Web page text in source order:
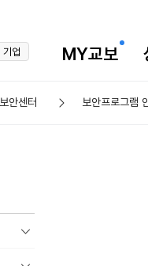
기업 MY교보
보안센터 보안프로그램